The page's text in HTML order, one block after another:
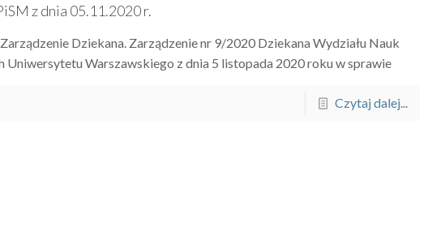
z dnia 05.11.2020 r.
Dziekana. Zarządzenie nr 9/2020 Dziekana Wydziału Nauk
Warszawskiego z dnia 5 listopada 2020 roku w sprawie
Czytaj dalej...